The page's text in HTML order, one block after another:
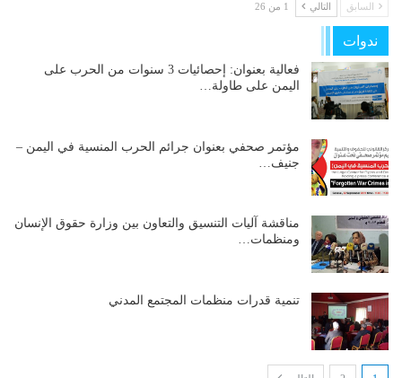
السابق التالي 1 من 26
ندوات
فعالية بعنوان: إحصائيات 3 سنوات من الحرب على
اليمن على طاولة…
مؤتمر صحفي بعنوان جرائم الحرب المنسية في اليمن –
جنيف…
مناقشة آليات التنسيق والتعاون بين وزارة حقوق الإنسان
ومنظمات…
تنمية قدرات منظمات المجتمع المدني